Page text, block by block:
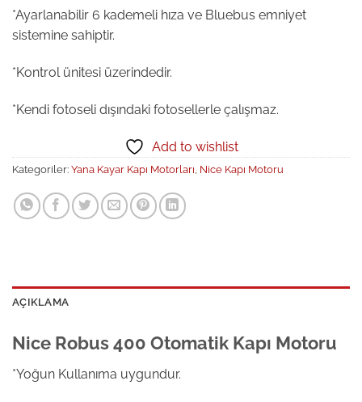
*Ayarlanabilir 6 kademeli hıza ve Bluebus emniyet
sistemine sahiptir.
*Kontrol ünitesi üzerindedir.
*Kendi fotoseli dışındaki fotosellerle çalışmaz.
Add to wishlist
Kategoriler: Yana Kayar Kapı Motorları Nice Kapı Motoru
AÇIKLAMA
Nice Robus 400 Otomatik Kapı Motoru
*Yoğun Kullanıma uygundur.